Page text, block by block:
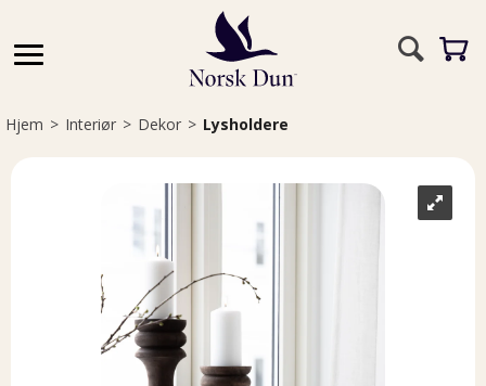
Hjem>Interiør>Dekor>Lysholdere